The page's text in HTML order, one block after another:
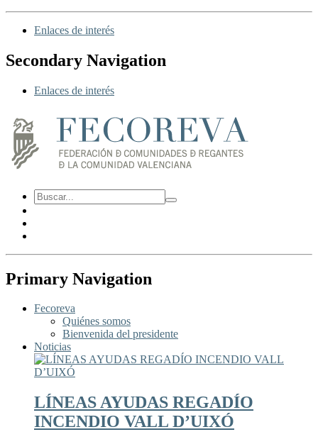
Enlaces de interés
Secondary Navigation
Enlaces de interés
Primary Navigation
Fecoreva
Quiénes somos
Bienvenida del presidente
Noticias
LÍNEAS AYUDAS REGADÍO
INCENDIO VALL D’UIXÓ